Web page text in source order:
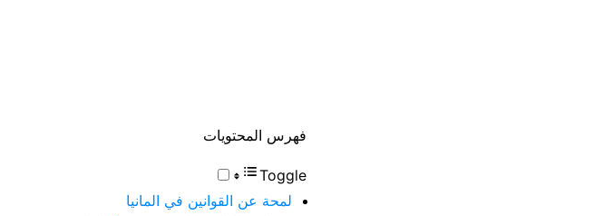
فهرس المحتويات
Toggle
لمحة عن القوانين في المانيا